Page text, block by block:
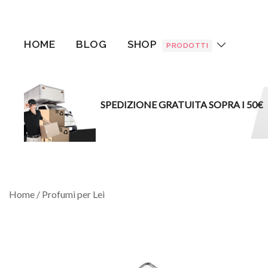
HOME BLOG SHOP PRODOTTI
SPEDIZIONE GRATUITA SOPRA I 50€
Home / Profumi per Lei